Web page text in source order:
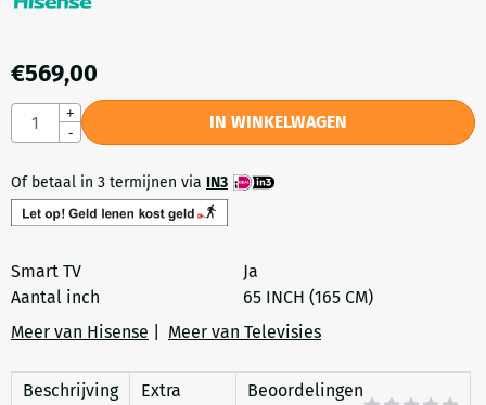
€569,00
Aantal
+
-
IN WINKELWAGEN
Of betaal in 3 termijnen via IN3
Smart TV
Ja
Aantal inch
65 INCH (165 CM)
Meer van Hisense
Meer van Televisies
Beschrijving
Extra
Beoordelingen